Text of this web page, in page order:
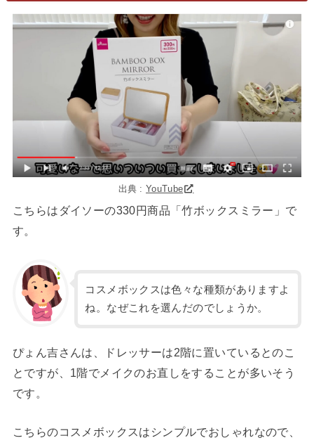
出典 :YouTube
こちらはダイソーの330円商品「竹ボックスミラー」で
す。
コスメボックスは色々な種類がありますよ
ね。なぜこれを選んだのでしょうか。
ぴょん吉さんは、ドレッサーは2階に置いているとのこ
とですが、1階でメイクのお直しをすることが多いそう
です。
こちらのコスメボックスはシンプルでおしゃれなので、